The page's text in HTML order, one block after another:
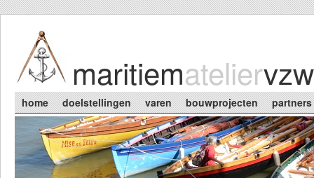
maritiemateliervzw
Main menu
home doelstellingen varen bouwprojecten partners